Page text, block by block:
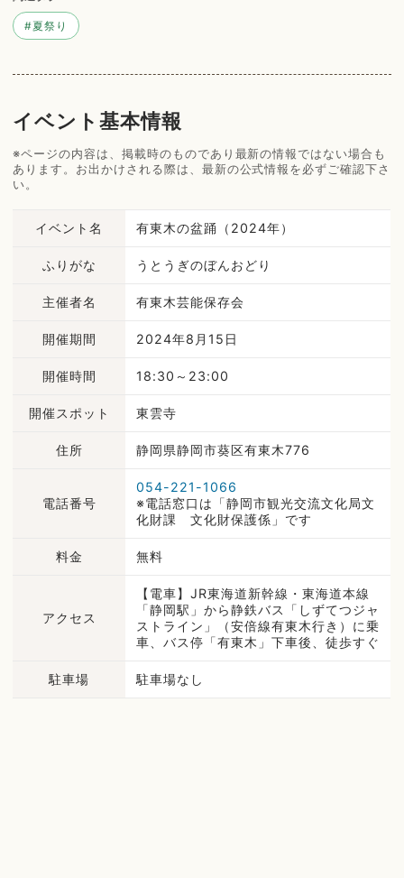
#夏祭り
イベント基本情報
※ページの内容は、掲載時のものであり最新の情報ではない場合も
あります。お出かけされる際は、最新の公式情報を必ずご確認下さ
い。
イベント名 有東木の盆踊（2024年）
ふりがな うとうぎのぼんおどり
主催者名 有東木芸能保存会
開催期間 2024年8月15日
開催時間 18:30～23:00
開催スポット 東雲寺
住所 静岡県静岡市葵区有東木776
電話番号
054-221-1066
※電話窓口は「静岡市観光交流文化局文
化財課 文化財保護係」です
料金 無料
アクセス
【電車】JR東海道新幹線・東海道本線
「静岡駅」から静鉄バス「しずてつジャ
ストライン」（安倍線有東木行き）に乗
車、バス停「有東木」下車後、徒歩すぐ
駐車場 駐車場なし